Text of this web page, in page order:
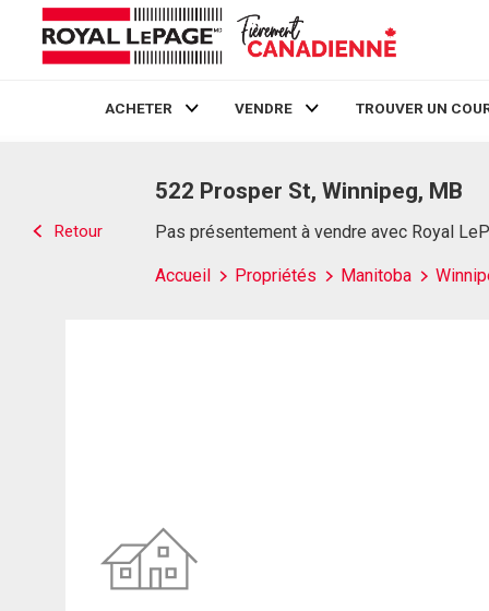
ACHETER VENDRE TROUVER UN
Retour
522 Prosper St, Winnipeg, MB
Pas présentement à vendre avec Royal
Accueil Propriétés Manitoba